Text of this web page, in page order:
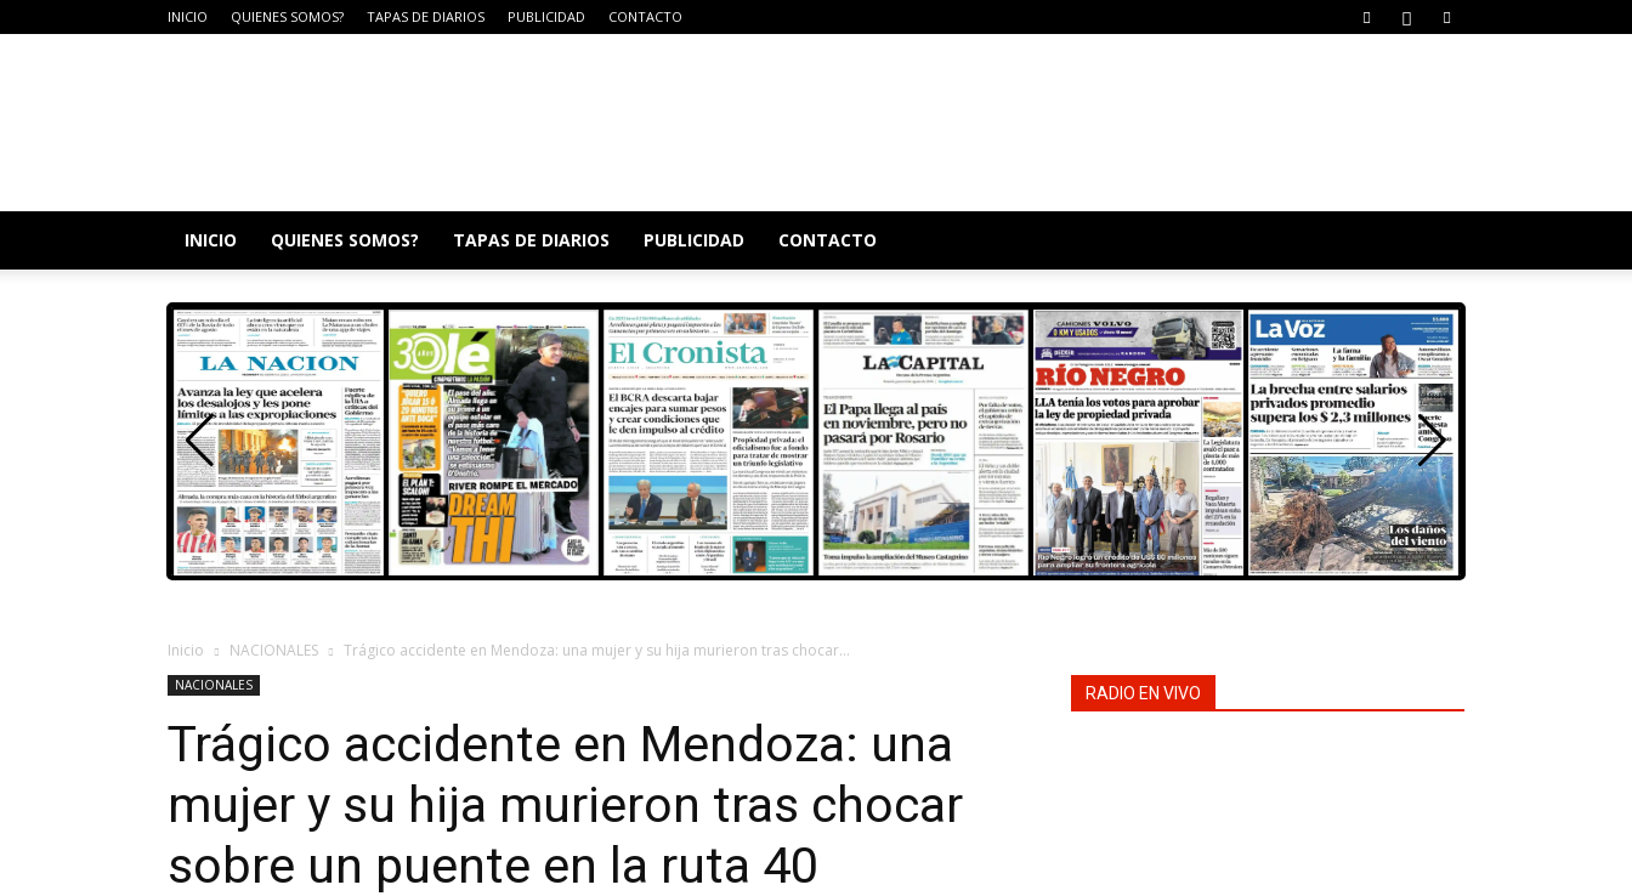
INICIO QUIENES SOMOS? TAPAS DE DIARIOS PUBLICIDAD CONTACTO
INICIO QUIENES SOMOS? TAPAS DE DIARIOS PUBLICIDAD CONTACTO
Inicio NACIONALES Trágico accidente en Mendoza: una mujer y su hija murieron tras chocar...
NACIONALES
Trágico accidente en Mendoza: una
mujer y su hija murieron tras chocar
sobre un puente en la ruta 40
RADIO EN VIVO